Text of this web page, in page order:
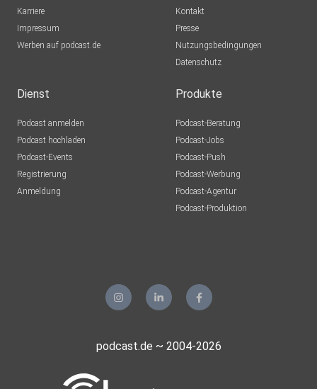
Karriere
Impressum
Werben auf podcast.de
Kontakt
Presse
Nutzungsbedingungen
Datenschutz
Dienst
Podcast anmelden
Podcast hochladen
Podcast-Events
Registrierung
Anmeldung
Produkte
Podcast-Beratung
Podcast-Jobs
Podcast-Push
Podcast-Werbung
Podcast-Agentur
Podcast-Produktion
podcast.de ~ 2004-2026